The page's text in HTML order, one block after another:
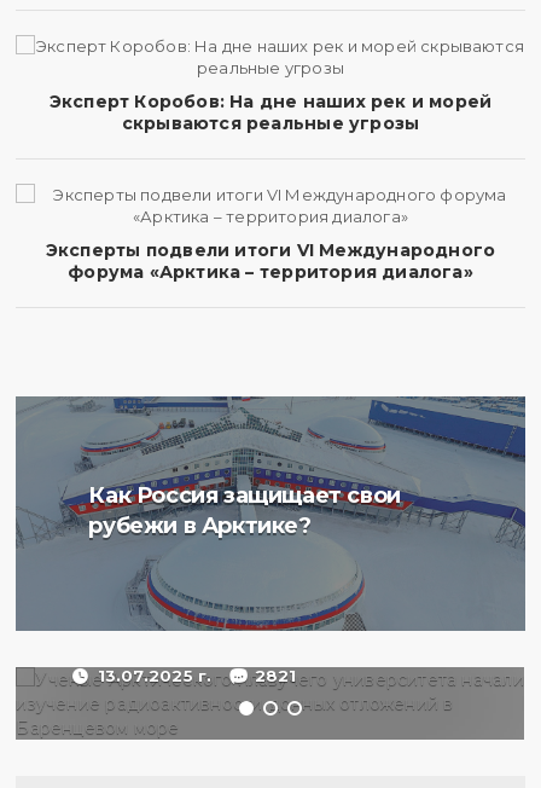
Эксперт Коробов: На дне наших рек и морей
скрываются реальные угрозы
Эксперты подвели итоги VI Международного
форума «Арктика – территория диалога»
Как Россия защищает свои
рубежи в Арктике?
Ученые Арктического
плавучего университета
радиоактивности донных
отложений в Баренцевом
13.07.2025 г. 2821